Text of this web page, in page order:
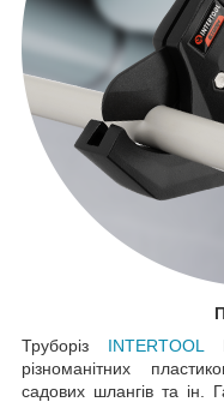
Труборіз INTERTOOL
різноманітних
садових шлангів та ін.